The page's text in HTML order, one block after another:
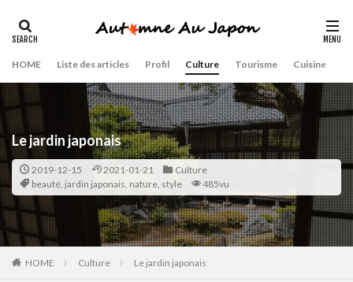
HOME Liste des articles Profil Culture Tourisme Cuisine
Le jardin japonais
2019-12-15 2021-01-21
Culture
beauté, jardin japonais, nature, style 485vu
HOME Culture Le jardin japonais